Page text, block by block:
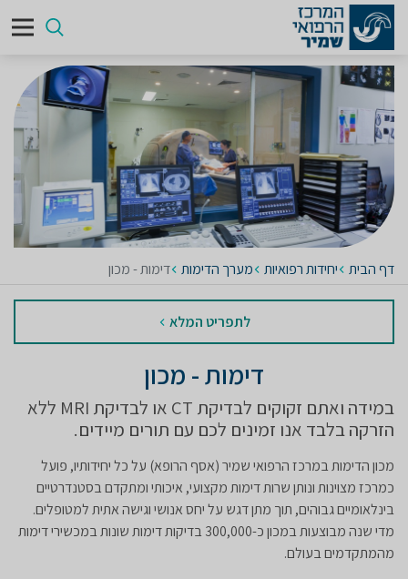
דף הבית יחידות רפואיות מערך הדימות דימות - מכון
לתפריט המלא
דימות - מכון
במידה ואתם זקוקים לבדיקת CT או לבדיקת MRI ללא
הזרקה בלבד אנו זמינים לכם עם תורים מיידים.
מכון הדימות במרכז הרפואי שמיר (אסף הרופא) על כל יחידותיו, פועל
כמרכז מצוינות ונותן שרות דימות מקצועי, איכותי ומתקדם בסטנדרטיים
בינלאומיים גבוהים, תוך מתן דגש על יחס אנושי וגישה אתית למטופלים.
מדי שנה מבוצעות במכון כ-300,000 בדיקות דימות שונות במכשירי דימות
מהמתקדמים בעולם.